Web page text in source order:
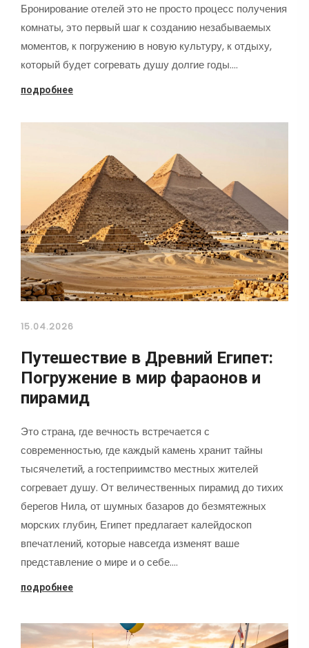
Бронирование отелей это не просто процесс получения
комнаты, это первый шаг к созданию незабываемых
моментов, к погружению в новую культуру, к отдыху,
который будет согревать душу долгие годы.…
подробнее
15.04.2026
Путешествие в Древний Египет:
Погружение в мир фараонов и
пирамид
Это страна, где вечность встречается с
современностью, где каждый камень хранит тайны
тысячелетий, а гостеприимство местных жителей
согревает душу. От величественных пирамид до тихих
берегов Нила, от шумных базаров до безмятежных
морских глубин, Египет предлагает калейдоскоп
впечатлений, которые навсегда изменят ваше
представление о мире и о себе.…
подробнее